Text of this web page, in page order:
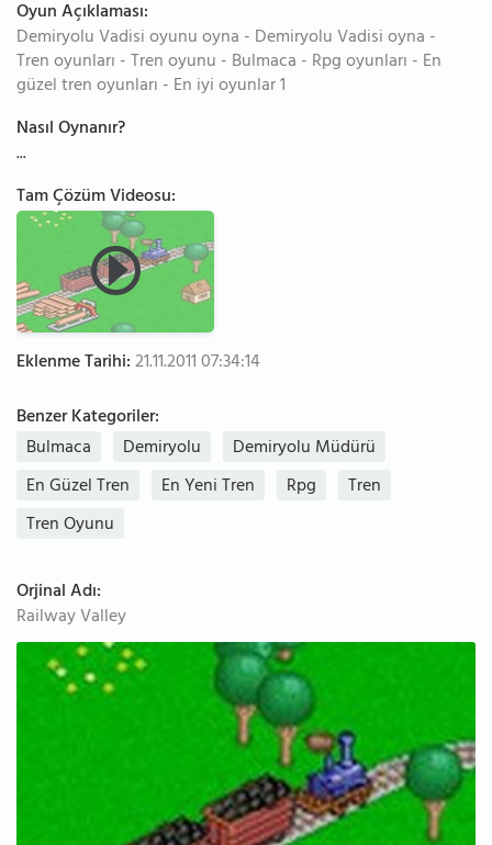
Oyun Açıklaması:
Demiryolu Vadisi oyunu oyna - Demiryolu Vadisi oyna -
Tren oyunları - Tren oyunu - Bulmaca - Rpg oyunları - En
güzel tren oyunları - En iyi oyunlar 1
Nasıl Oynanır?
...
Tam Çözüm Videosu:
Eklenme Tarihi:21.11.2011 07:34:14
Benzer Kategoriler:
Bulmaca
Demiryolu
Demiryolu Müdürü
En Güzel Tren
En Yeni Tren Rpg
Tren
Tren Oyunu
Orjinal Adı:
Railway Valley